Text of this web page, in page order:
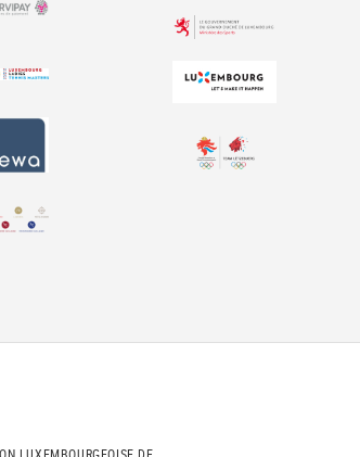
LUXEMBOURGEOISE DE